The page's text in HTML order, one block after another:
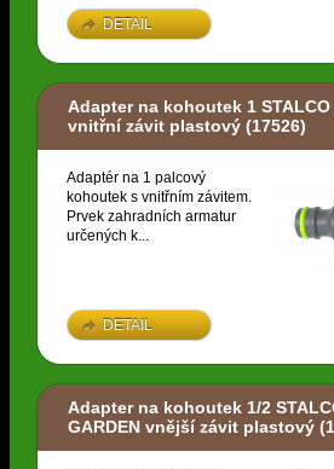
DETAIL
Adapter na kohoutek 1 STALCO
vnitřní závit plastový (17526)
Adaptér na 1 palcový
kohoutek s vnitřním závitem.
Prvek zahradních armatur
určených k...
DETAIL
Adapter na kohoutek 1/2
GARDEN vnější závit plastový